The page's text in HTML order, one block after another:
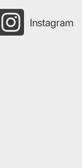
Instagram